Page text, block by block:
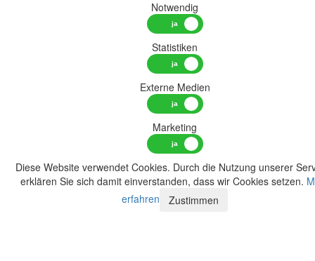
Notwendig
Statistiken
Externe Medien
Marketing
Diese Website verwendet Cookies. Durch die Nutzung unserer
erklären Sie sich damit einverstanden, dass wir Cookies setzen.
erfahren
Zustimmen